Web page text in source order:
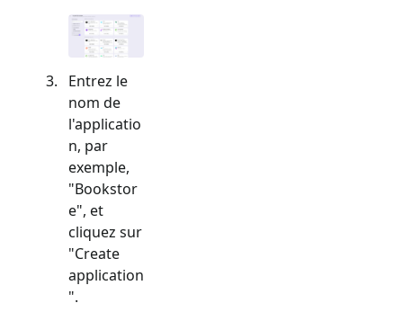
Entrez le
nom de
l'applicatio
n, par
exemple,
"Bookstor
e", et
cliquez sur
"Create
application
".